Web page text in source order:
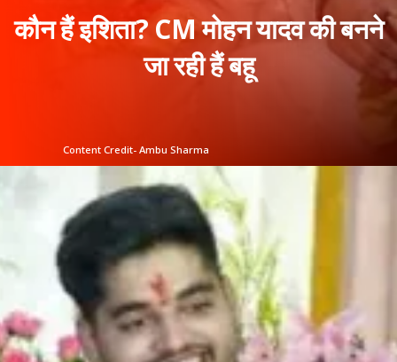
Content Credit- Ambu Sharma
कौन हैं इशिता? CM मोहन यादव की बनने
जा रही हैं बहू